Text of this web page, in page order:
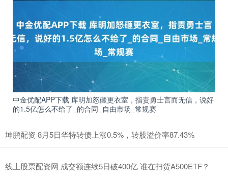
中金优配APP下载 库明加怒砸更衣室，指责勇士言而无信，说好
的1.5亿怎么不给了_的合同_自由市场_常规赛
坤鹏配资 8月5日华特转债上涨0.5%，转股溢价率87.43%
线上股票配资网 成交额连续5日破400亿 谁在扫货A500ETF？